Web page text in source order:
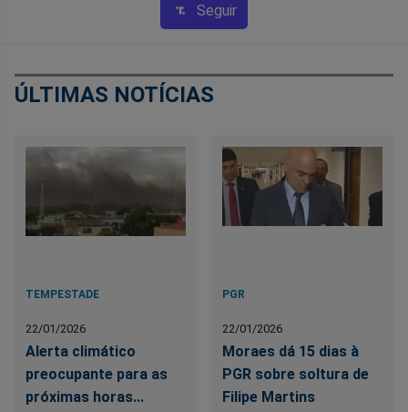
Seguir
ÚLTIMAS NOTÍCIAS
TEMPESTADE
22/01/2026
Alerta climático
preocupante para as
próximas horas...
PGR
22/01/2026
Moraes dá 15 dias à
PGR sobre soltura de
Filipe Martins